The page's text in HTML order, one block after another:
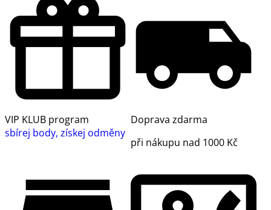
VIP KLUB program
sbírej body, získej odměny
Doprava zdarma
při nákupu nad 1000 Kč